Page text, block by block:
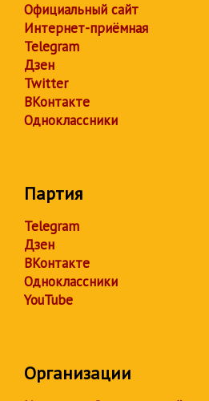
Официальный сайт
Интернет-приёмная
Telegram
Дзен
Twitter
ВКонтакте
Одноклассники
Партия
Telegram
Дзен
ВКонтакте
Одноклассники
YouTube
Организации